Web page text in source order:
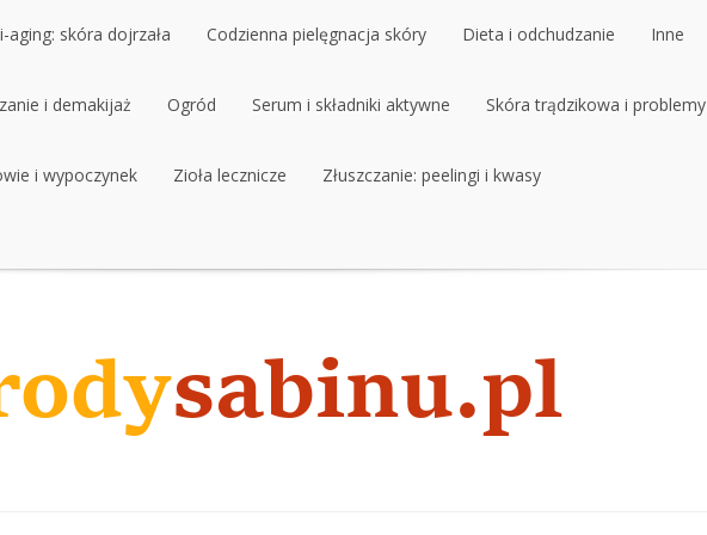
aging: skóra dojrzała
aging: skóra dojrzała
Codzienna pielęgnacja skóry
Codzienna pielęgnacja skóry
Dieta i odchudzanie
Dieta i odchudzanie
Inne
Inne
i demakijaż
i demakijaż
Ogród
Ogród
Serum i składniki aktywne
Serum i składniki aktywne
Skóra trądzikowa i problemy
Skóra trądzikowa i problemy
i wypoczynek Zioła lecznicze Złuszczanie: peelingi i kwasy